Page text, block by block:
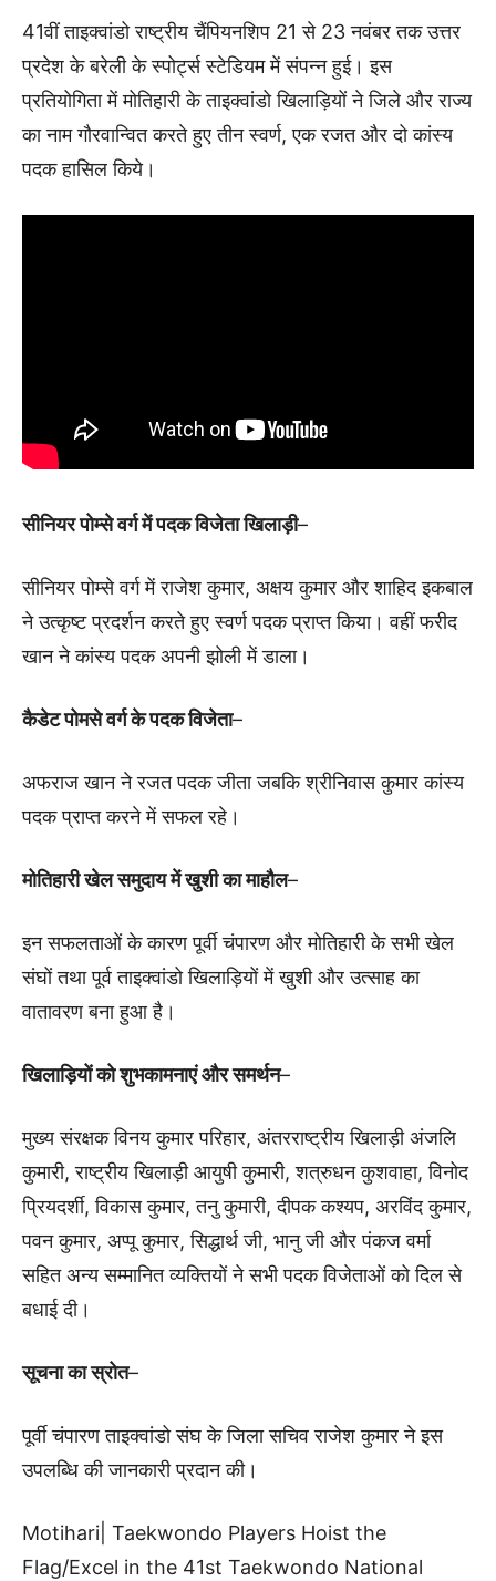
41वीं ताइक्वांडो राष्ट्रीय चैंपियनशिप 21 से 23 नवंबर तक उत्तर
प्रदेश के बरेली के स्पोर्ट्स स्टेडियम में संपन्न हुई। इस
प्रतियोगिता में मोतिहारी के ताइक्वांडो खिलाड़ियों ने जिले और राज्य
का नाम गौरवान्वित करते हुए तीन स्वर्ण, एक रजत और दो कांस्य
पदक हासिल किये।
सीनियर पोम्से वर्ग में पदक विजेता खिलाड़ी–
सीनियर पोम्से वर्ग में राजेश कुमार, अक्षय कुमार और शाहिद इकबाल
ने उत्कृष्ट प्रदर्शन करते हुए स्वर्ण पदक प्राप्त किया। वहीं फरीद
खान ने कांस्य पदक अपनी झोली में डाला।
कैडेट पोमसे वर्ग के पदक विजेता–
अफराज खान ने रजत पदक जीता जबकि श्रीनिवास कुमार कांस्य
पदक प्राप्त करने में सफल रहे।
मोतिहारी खेल समुदाय में खुशी का माहौल–
इन सफलताओं के कारण पूर्वी चंपारण और मोतिहारी के सभी खेल
संघों तथा पूर्व ताइक्वांडो खिलाड़ियों में खुशी और उत्साह का
वातावरण बना हुआ है।
खिलाड़ियों को शुभकामनाएं और समर्थन–
मुख्य संरक्षक विनय कुमार परिहार, अंतरराष्ट्रीय खिलाड़ी अंजलि
कुमारी, राष्ट्रीय खिलाड़ी आयुषी कुमारी, शत्रुधन कुशवाहा, विनोद
प्रियदर्शी, विकास कुमार, तनु कुमारी, दीपक कश्यप, अरविंद कुमार,
पवन कुमार, अप्पू कुमार, सिद्धार्थ जी, भानु जी और पंकज वर्मा
सहित अन्य सम्मानित व्यक्तियों ने सभी पदक विजेताओं को दिल से
बधाई दी।
सूचना का स्रोत–
पूर्वी चंपारण ताइक्वांडो संघ के जिला सचिव राजेश कुमार ने इस
उपलब्धि की जानकारी प्रदान की।
Motihari| Taekwondo Players Hoist the
Flag/Excel in the 41st Taekwondo National